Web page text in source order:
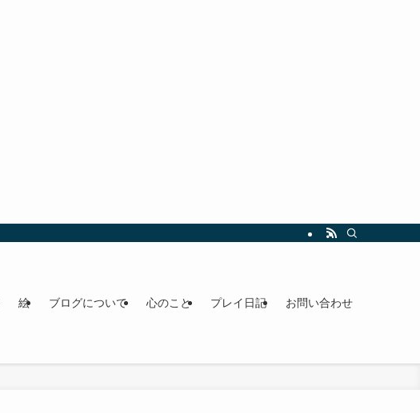
絵 ブログについて 心のこと プレイ日記 お問い合わせ